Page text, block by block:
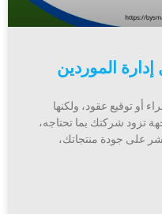
الموردين
أو توقيع عقود، ولكنها
تزود شركتك بما تحتاجه،
على جودة منتجاتك،